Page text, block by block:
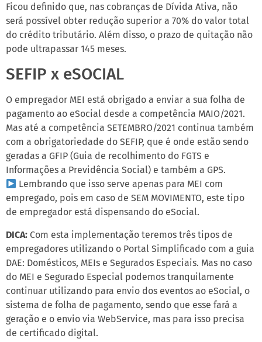
Ficou definido que, nas cobranças de Dívida Ativa, não
será possível obter redução superior a 70% do valor total
do crédito tributário. Além disso, o prazo de quitação não
pode ultrapassar 145 meses.
SEFIP x eSOCIAL
O empregador MEI está obrigado a enviar a sua folha de
pagamento ao eSocial desde a competência MAIO/2021.
Mas até a competência SETEMBRO/2021 continua também
com a obrigatoriedade do SEFIP, que é onde estão sendo
geradas a GFIP (Guia de recolhimento do FGTS e
Informações a Previdência Social) e também a GPS.
Lembrando que isso serve apenas para MEI com
empregado, pois em caso de SEM MOVIMENTO, este tipo
de empregador está dispensando do eSocial.
DICA: Com esta implementação teremos três tipos de
empregadores utilizando o Portal Simplificado com a guia
DAE: Domésticos, MEIs e Segurados Especiais. Mas no caso
do MEI e Segurado Especial podemos tranquilamente
continuar utilizando para envio dos eventos ao eSocial, o
sistema de folha de pagamento, sendo que esse fará a
geração e o envio via WebService, mas para isso precisa
de certificado digital.